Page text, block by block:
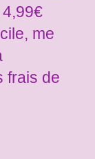
me
frais de